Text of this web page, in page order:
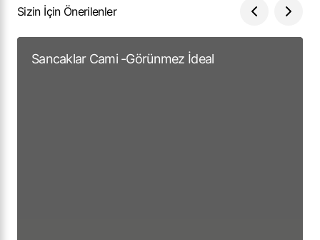
Sizin İçin Önerilenler
Sancaklar Cami -Görünmez İdeal